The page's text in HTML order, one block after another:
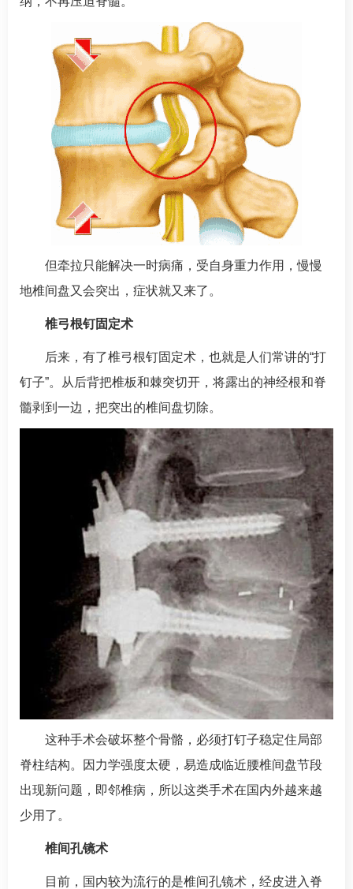
但牵拉只能解决一时病痛，受自身重力作用，慢慢
地椎间盘又会突出，症状就又来了。
椎弓根钉固定术
后来，有了椎弓根钉固定术，也就是人们常讲的“打
钉子”。从后背把椎板和棘突切开，将露出的神经根和脊
髓剥到一边，把突出的椎间盘切除。
这种手术会破坏整个骨骼，必须打钉子稳定住局部
脊柱结构。因力学强度太硬，易造成临近腰椎间盘节段
出现新问题，即邻椎病，所以这类手术在国内外越来越
少用了。
椎间孔镜术
目前，国内较为流行的是椎间孔镜术，经皮进入脊